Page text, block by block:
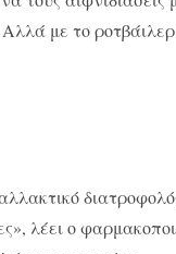
με το
λέει ο